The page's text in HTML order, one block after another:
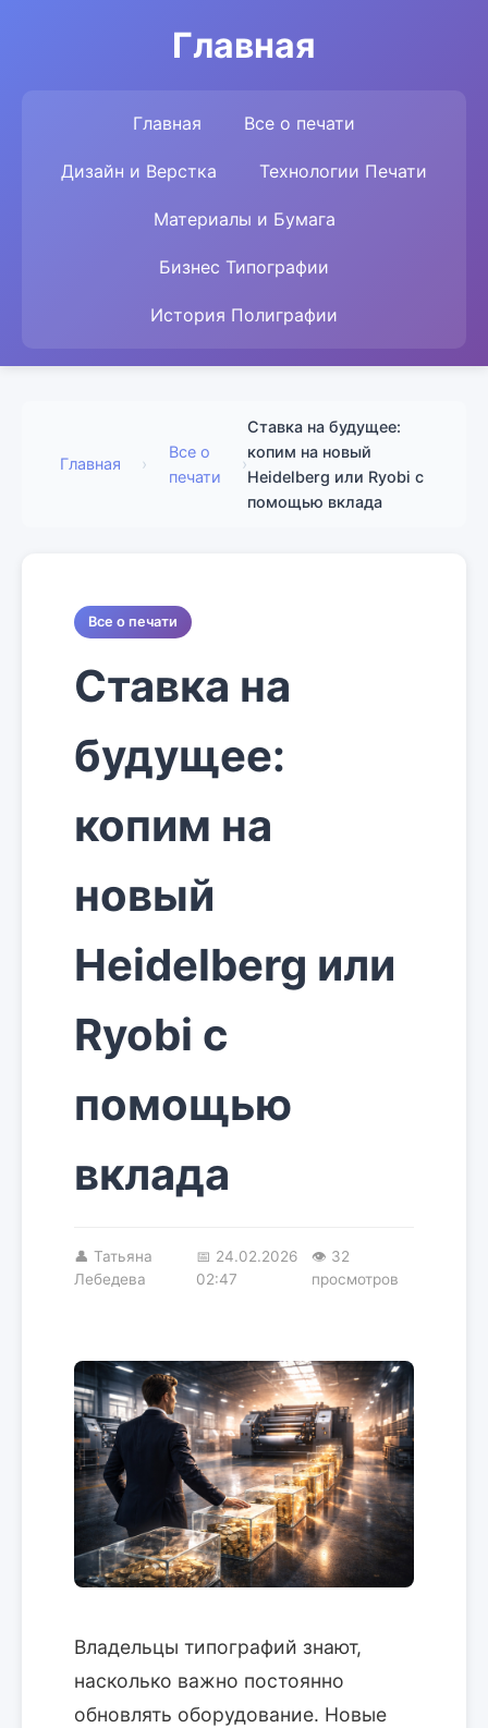
Главная
Главная Все о печати
Дизайн и Верстка Технологии Печати
Материалы и Бумага
Бизнес Типографии
История Полиграфии
Главная ›
Все о
печати
›
Ставка на будущее:
копим на новый
Heidelberg или Ryobi с
помощью вклада
Все о печати
Ставка на
будущее:
копим на
новый
Heidelberg или
Ryobi с
помощью
вклада
👤 Татьяна
Лебедева
📅 24.02.2026
02:47
👁 32
просмотров
Владельцы типографий знают,
насколько важно постоянно
обновлять оборудование. Новые